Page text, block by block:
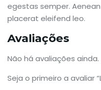
egestas semper.
placerat eleifend leo.
Avaliações
Não há avaliações ainda.
Seja o primeiro a avaliar